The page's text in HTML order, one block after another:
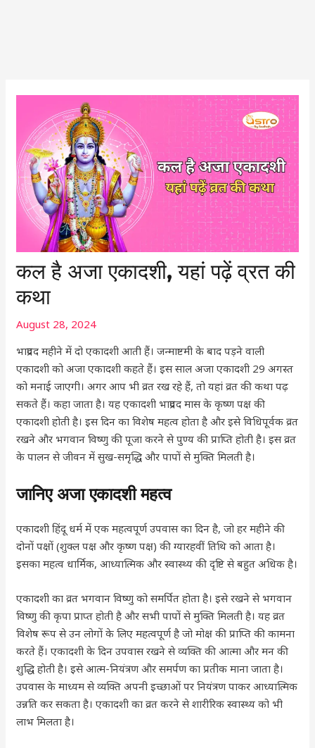
कल है अजा एकादशी, यहां पढ़ें व्रत की
कथा
August 28, 2024
भाद्रपद महीने में दो एकादशी आती हैं। जन्माष्टमी के बाद पड़ने वाली
एकादशी को अजा एकादशी कहते हैं। इस साल अजा एकादशी 29 अगस्त
को मनाई जाएगी। अगर आप भी व्रत रख रहे हैं, तो यहां व्रत की कथा पढ़
सकते हैं। कहा जाता है। यह एकादशी भाद्रपद मास के कृष्ण पक्ष की
एकादशी होती है। इस दिन का विशेष महत्व होता है और इसे विधिपूर्वक व्रत
रखने और भगवान विष्णु की पूजा करने से पुण्य की प्राप्ति होती है। इस व्रत
के पालन से जीवन में सुख-समृद्धि और पापों से मुक्ति मिलती है।
जानिए अजा एकादशी महत्व
एकादशी हिंदू धर्म में एक महत्वपूर्ण उपवास का दिन है, जो हर महीने की
दोनों पक्षों (शुक्ल पक्ष और कृष्ण पक्ष) की ग्यारहवीं तिथि को आता है।
इसका महत्व धार्मिक, आध्यात्मिक और स्वास्थ्य की दृष्टि से बहुत अधिक है।
एकादशी का व्रत भगवान विष्णु को समर्पित होता है। इसे रखने से भगवान
विष्णु की कृपा प्राप्त होती है और सभी पापों से मुक्ति मिलती है। यह व्रत
विशेष रूप से उन लोगों के लिए महत्वपूर्ण है जो मोक्ष की प्राप्ति की कामना
करते हैं। एकादशी के दिन उपवास रखने से व्यक्ति की आत्मा और मन की
शुद्धि होती है। इसे आत्म-नियंत्रण और समर्पण का प्रतीक माना जाता है।
उपवास के माध्यम से व्यक्ति अपनी इच्छाओं पर नियंत्रण पाकर आध्यात्मिक
उन्नति कर सकता है। एकादशी का व्रत करने से शारीरिक स्वास्थ्य को भी
लाभ मिलता है।